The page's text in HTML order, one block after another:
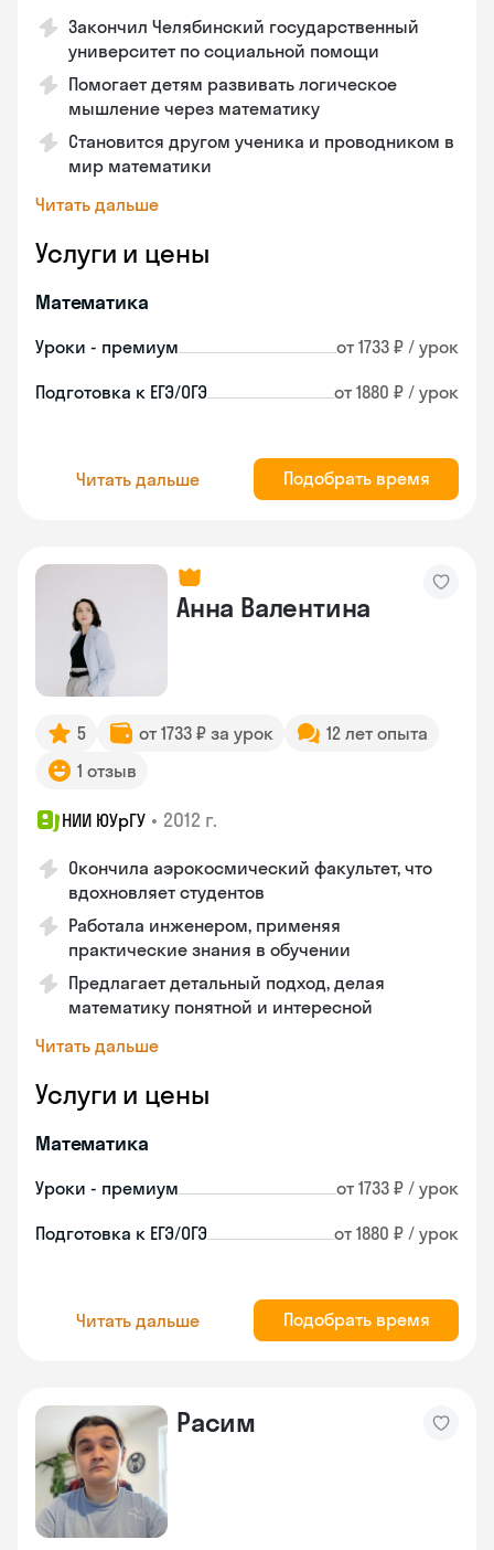
Закончил Челябинский государственный
университет по социальной помощи
Помогает детям развивать логическое
мышление через математику
Становится другом ученика и проводником в
мир математики
Читать дальше
Услуги и цены
Математика
Уроки - премиум от 1733 ₽ / урок
Подготовка к ЕГЭ/ОГЭ от 1880 ₽ / урок
Читать дальше Подобрать время
Анна Валентина
5 от 1733 ₽ за урок
12 лет опыта
1 отзыв
НИИ ЮУрГУ • 2012 г.
Окончила аэрокосмический факультет, что
вдохновляет студентов
Работала инженером, применяя
практические знания в обучении
Предлагает детальный подход, делая
математику понятной и интересной
Читать дальше
Услуги и цены
Математика
Уроки - премиум от 1733 ₽ / урок
Подготовка к ЕГЭ/ОГЭ от 1880 ₽ / урок
Читать дальше Подобрать время
Расим